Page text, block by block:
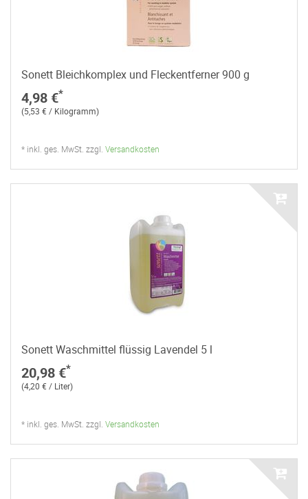
Sonett Bleichkomplex und Fleckentferner 900 g
4,98 €*
(5,53 € / Kilogramm)
* inkl. ges. MwSt. zzgl. Versandkosten
Sonett Waschmittel flüssig Lavendel 5 l
20,98 €*
(4,20 € / Liter)
* inkl. ges. MwSt. zzgl. Versandkosten